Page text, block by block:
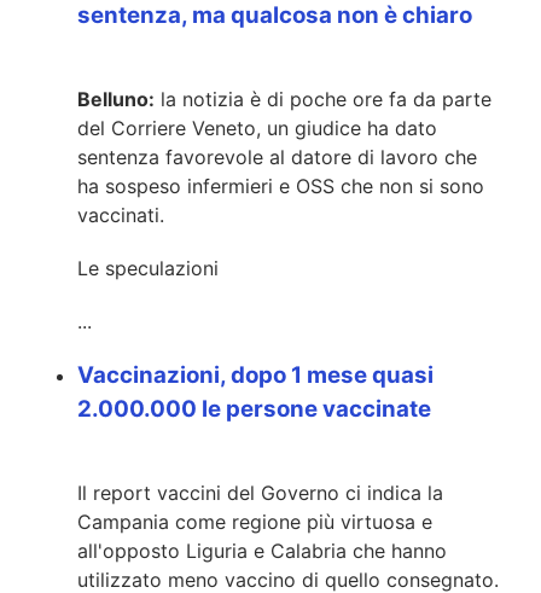
sentenza, ma qualcosa non è chiaro
Belluno: la notizia è di poche ore fa da parte
del Corriere Veneto, un giudice ha dato
sentenza favorevole al datore di lavoro che
ha sospeso infermieri e OSS che non si sono
vaccinati.
Le speculazioni
...
Vaccinazioni, dopo 1 mese quasi
2.000.000 le persone vaccinate
Il report vaccini del Governo ci indica la
Campania come regione più virtuosa e
all'opposto Liguria e Calabria che hanno
utilizzato meno vaccino di quello consegnato.